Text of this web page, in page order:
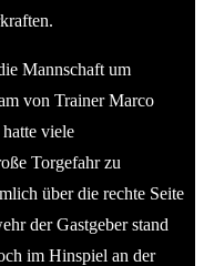
Mannschaft um
von Trainer Marco
viele
Torgefahr zu
über die rechte Seite
der Gastgeber stand
im Hinspiel an der